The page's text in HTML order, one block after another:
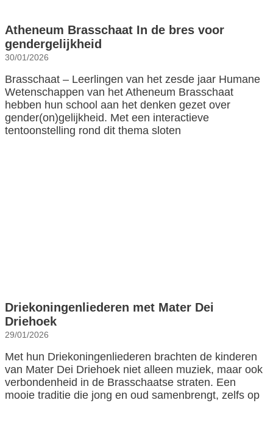
Atheneum Brasschaat In de bres voor
gendergelijkheid
30/01/2026
Brasschaat – Leerlingen van het zesde jaar Humane
Wetenschappen van het Atheneum Brasschaat
hebben hun school aan het denken gezet over
gender(on)gelijkheid. Met een interactieve
tentoonstelling rond dit thema sloten
Driekoningenliederen met Mater Dei
Driehoek
29/01/2026
Met hun Driekoningenliederen brachten de kinderen
van Mater Dei Driehoek niet alleen muziek, maar ook
verbondenheid in de Brasschaatse straten. Een
mooie traditie die jong en oud samenbrengt, zelfs op